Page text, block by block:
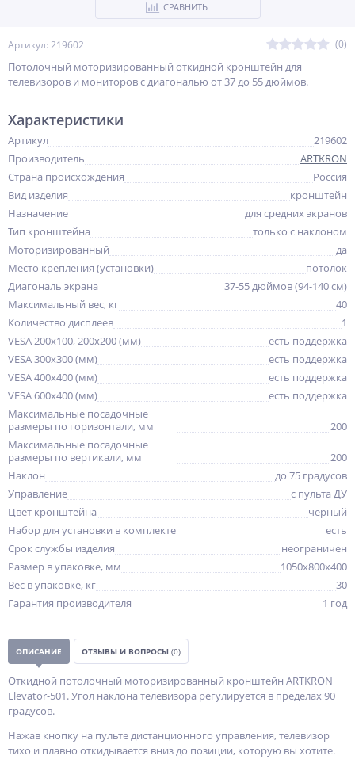
Артикул: 219602 (0)
Потолочный моторизированный откидной кронштейн для
телевизоров и мониторов с диагональю от 37 до 55 дюймов.
СРАВНИТЬ
Характеристики
Артикул
219602
Производитель
ARTKRON
Страна происхождения
Россия
Вид изделия
кронштейн
Назначение
для средних экранов
Тип кронштейна
только с наклоном
Моторизированный
да
Место крепления (установки)
потолок
Диагональ экрана
37-55 дюймов (94-140 см)
Максимальный вес, кг
40
Количество дисплеев
1
VESA 200x100, 200x200 (мм)
есть поддержка
VESA 300x300 (мм)
есть поддержка
VESA 400x400 (мм)
есть поддержка
VESA 600x400 (мм)
есть поддержка
Максимальные посадочные
размеры по горизонтали, мм
200
Максимальные посадочные
размеры по вертикали, мм
200
Наклон
до 75 градусов
Управление
с пульта ДУ
Цвет кронштейна
чёрный
Набор для установки в комплекте
есть
Срок службы изделия
неограничен
Размер в упаковке, мм
1050x800x400
Вес в упаковке, кг
30
Гарантия производителя
1 год
ОПИСАНИЕ ОТЗЫВЫ И ВОПРОСЫ (0)
Откидной потолочный моторизированный кронштейн ARTKRON
Elevator-501. Угол наклона телевизора регулируется в пределах 90
градусов.
Нажав кнопку на пульте дистанционного управления, телевизор
тихо и плавно откидывается вниз до позиции, которую вы хотите.